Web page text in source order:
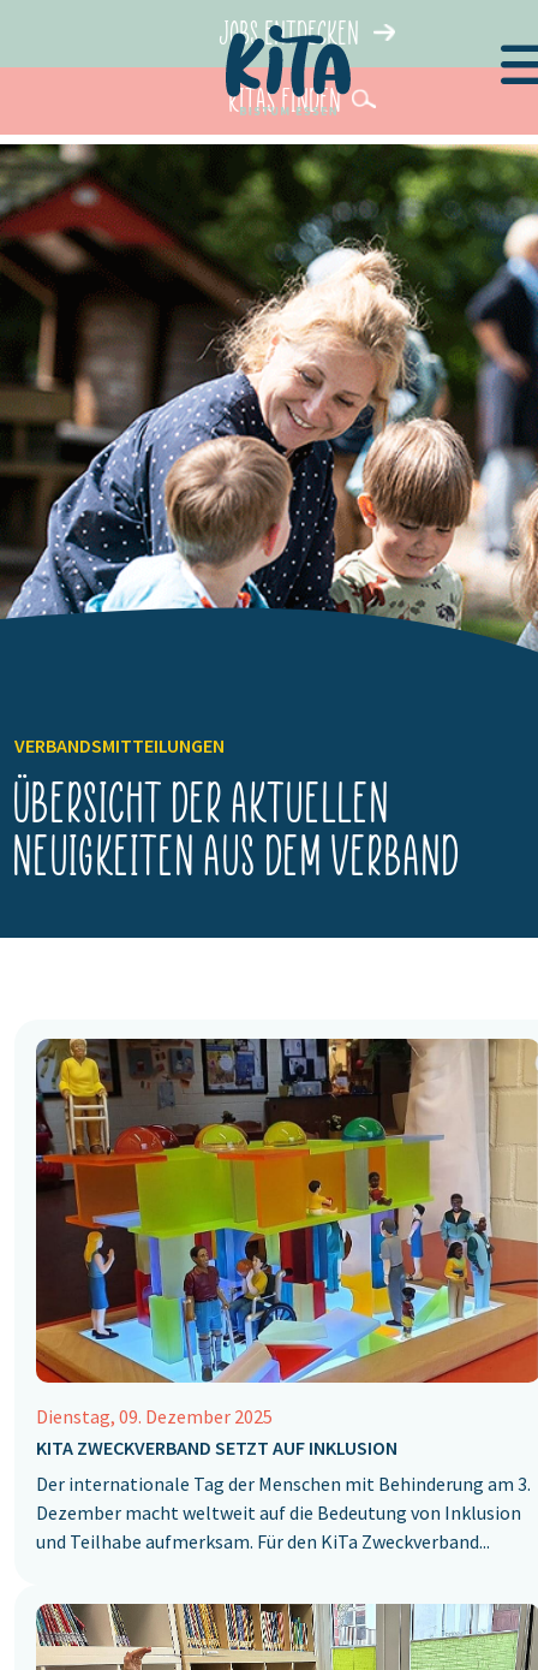
Jobs entdecken
KiTas finden
VERBANDSMITTEILUNGEN
Übersicht der aktuellen
Neuigkeiten aus dem Verband
Dienstag, 09. Dezember 2025
KITA ZWECKVERBAND SETZT AUF INKLUSION
Der internationale Tag der Menschen mit Behinderung am 3.
Dezember macht weltweit auf die Bedeutung von Inklusion
und Teilhabe aufmerksam. Für den KiTa Zweckverband...